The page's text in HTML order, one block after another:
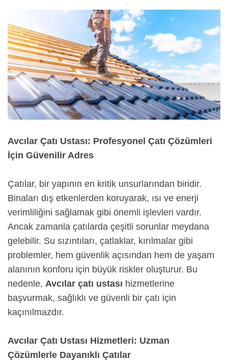
Avcılar Çatı Ustası: Profesyonel Çatı Çözümleri
İçin Güvenilir Adres
Çatılar, bir yapının en kritik unsurlarından biridir.
Binaları dış etkenlerden koruyarak, ısı ve enerji
verimliliğini sağlamak gibi önemli işlevleri vardır.
Ancak zamanla çatılarda çeşitli sorunlar meydana
gelebilir. Su sızıntıları, çatlaklar, kırılmalar gibi
problemler, hem güvenlik açısından hem de yaşam
alanının konforu için büyük riskler oluşturur. Bu
nedenle, Avcılar çatı ustası hizmetlerine
başvurmak, sağlıklı ve güvenli bir çatı için
kaçınılmazdır.
Avcılar Çatı Ustası Hizmetleri: Uzman
Çözümlerle Dayanıklı Çatılar